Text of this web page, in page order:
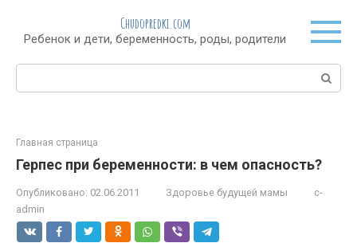
контенту
Chudopredki.com
Ребенок и дети, беременность, роды, родители
Поиск:
Главная страница
Герпес при беременности: в чем опасность?
Опубликовано: 02.06.2011 Здоровье будущей мамы
c-
admin